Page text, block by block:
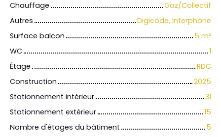
Chauffage
Gaz/Collectif
Autres
Digicode, Interphone
Surface balcon
5 m²
WC
1
Étage
RDC
Construction
2025
Stationnement intérieur
31
Stationnement extérieur
15
Nombre d'étages du bâtiment
5